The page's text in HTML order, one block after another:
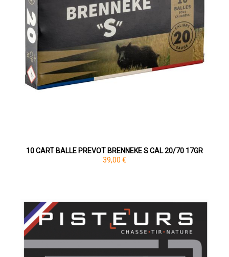
10 CART BALLE PREVOT BRENNEKE S CAL 20/70 17GR
39,00 €